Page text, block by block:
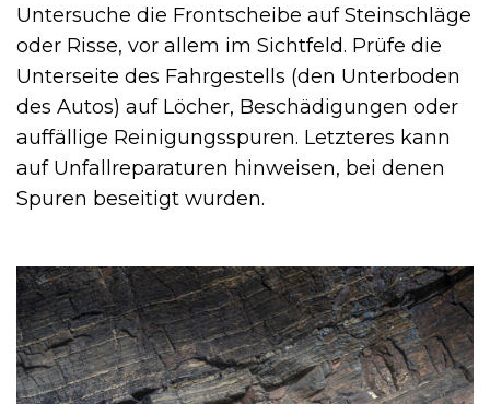
Untersuche die Frontscheibe auf Steinschläge
oder Risse, vor allem im Sichtfeld. Prüfe die
Unterseite des Fahrgestells (den Unterboden
des Autos) auf Löcher, Beschädigungen oder
auffällige Reinigungsspuren. Letzteres kann
auf Unfallreparaturen hinweisen, bei denen
Spuren beseitigt wurden.